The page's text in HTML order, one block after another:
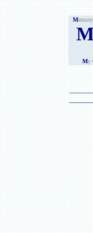
Memory
My